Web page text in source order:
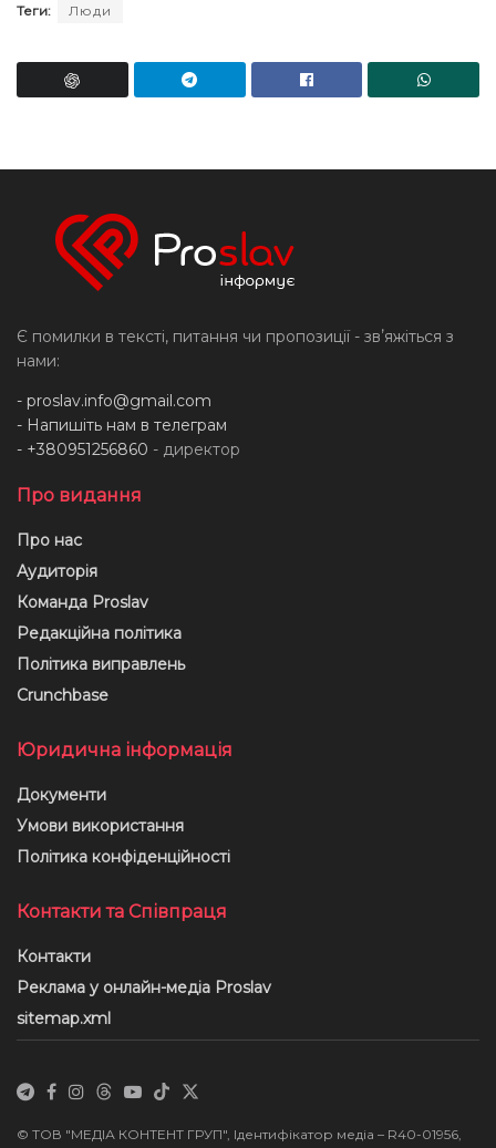
Теги: Люди
Є помилки в тексті, питання чи пропозиції - звʼяжіться з
нами:
- proslav.info@gmail.com
- Напишіть нам в телеграм
- +380951256860 - директор
Про видання
Про нас
Аудиторія
Команда Proslav
Редакційна політика
Політика виправлень
Crunchbase
Юридична інформація
Документи
Умови використання
Політика конфіденційності
Контакти та Співпраця
Контакти
Реклама у онлайн-медіа Proslav
sitemap.xml
© ТОВ "МЕДІА КОНТЕНТ ГРУП", Ідентифікатор медіа – R40-01956,